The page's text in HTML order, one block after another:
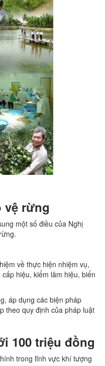
vệ rừng
một số điều của Nghị
về thực hiện nhiệm vụ,
hiệu, kiểm lâm hiệu, biển
áp dụng các biện pháp
theo quy định của pháp luật
100 triệu đồng
trong lĩnh vực khí tượng